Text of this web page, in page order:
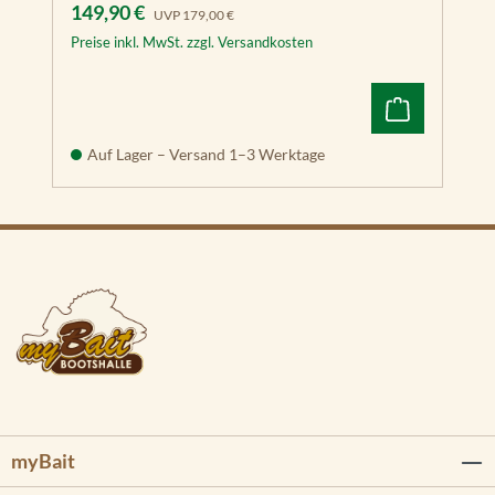
Verkaufspreis:
149,90 € UVP Regulärer Preis:
179,00 €
Preise inkl. MwSt. zzgl. Versandkosten
Auf Lager – Versand 1–3 Werktage
myBait